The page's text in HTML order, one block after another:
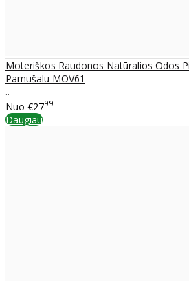
Moteriškos Raudonos Natūralios Odos
Pamušalu MOV61
..
Nuo €2799
Daugiau